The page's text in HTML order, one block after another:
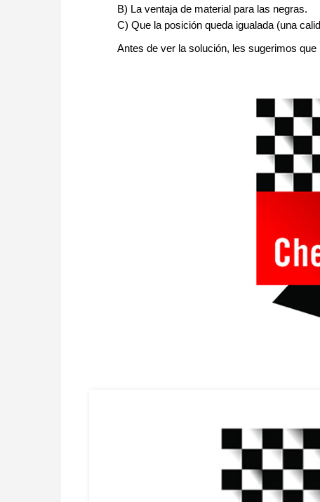
B) La ventaja de material para las negras.
C) Que la posición queda igualada (una
Antes de ver la solución, les sugerimos